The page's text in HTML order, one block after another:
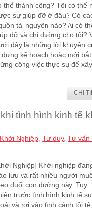
thể thành công? Tôi có thể
sự giúp đỡ ở đâu? Có
tài nguyên nào? Ai có
đỡ và chỉ đường cho tôi?
đây là những lời khuyên
kế hoạch hoặc mới
công việc thực sự để xây
CHI
tình hình kinh tế
Nghiệp, Tư duy, Tư vấn
Nghiệp] Khởi nghiệp
lưu và rất nhiều người
đuổi con đường này. Tuy
trước tình hình kinh tế
và rơi vào tình cảnh tồi tệ,